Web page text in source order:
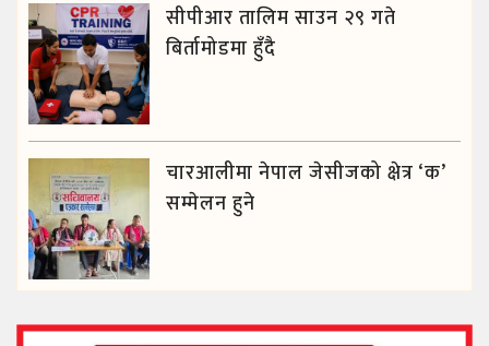
सीपीआर तालिम साउन २९ गते
बिर्तामोडमा हुँदै
चारआलीमा नेपाल जेसीजको क्षेत्र ‘क’
सम्मेलन हुने